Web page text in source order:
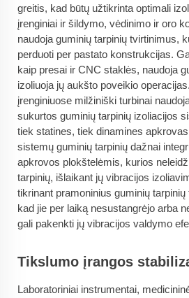
greitis, kad būtų užtikrinta optimali
įrenginiai ir šildymo, vėdinimo ir oro
naudoja guminių tarpinių tvirtinimus,
perduoti per pastato konstrukcijas.
kaip presai ir CNC staklės, naudoja
izoliuoja jų aukšto poveikio
įrenginiuose milžiniški turbinai
sukurtos guminių tarpinių izoliacijos
tiek statines, tiek dinamines
sistemų guminių tarpinių dažnai
apkrovos plokštelėmis, kurios
tarpinių, išlaikant jų vibracijos
tikrinant pramoninius guminių
kad jie per laiką nesustangrėjo arba
gali pakenkti jų vibracijos valdymo
Tikslumo įrangos
Laboratoriniai instrumentai,